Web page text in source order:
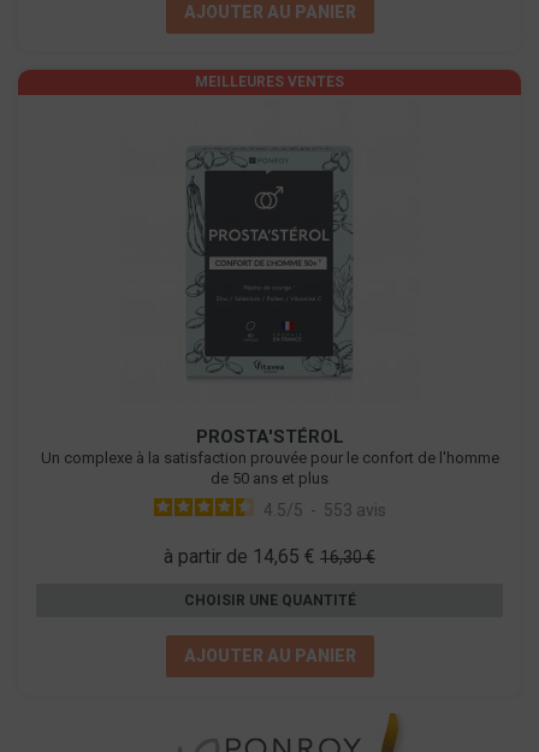
AJOUTER AU PANIER
MEILLEURES VENTES
PROSTA'STÉROL
Un complexe à la satisfaction prouvée pour le confort de l'homme
de 50 ans et plus
4.5/5 - 553 avis
à partir de 14,65 € 16,30 €
CHOISIR UNE QUANTITÉ
AJOUTER AU PANIER